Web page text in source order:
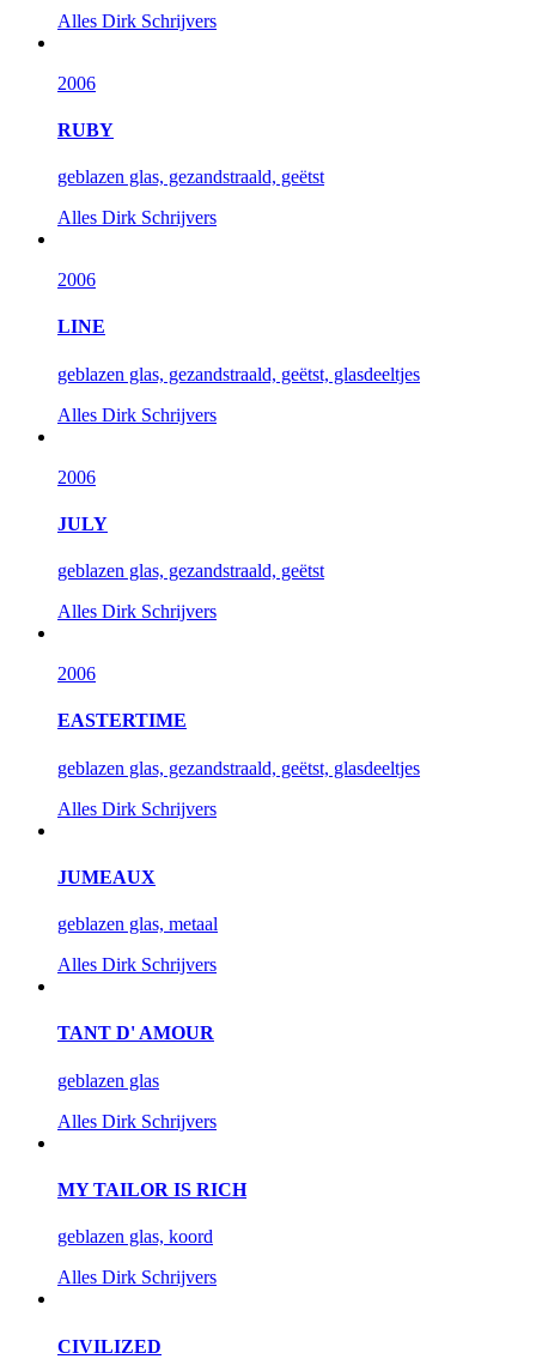
Alles Dirk Schrijvers
2006
RUBY
geblazen glas, gezandstraald, geëtst
Alles Dirk Schrijvers
2006
LINE
geblazen glas, gezandstraald, geëtst, glasdeeltjes
Alles Dirk Schrijvers
2006
JULY
geblazen glas, gezandstraald, geëtst
Alles Dirk Schrijvers
2006
EASTERTIME
geblazen glas, gezandstraald, geëtst, glasdeeltjes
Alles Dirk Schrijvers
JUMEAUX
geblazen glas, metaal
Alles Dirk Schrijvers
TANT D' AMOUR
geblazen glas
Alles Dirk Schrijvers
MY TAILOR IS RICH
geblazen glas, koord
Alles Dirk Schrijvers
CIVILIZED